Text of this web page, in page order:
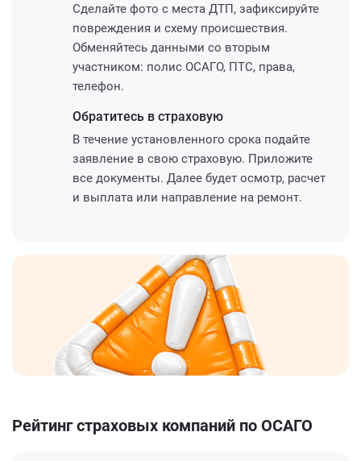
Сделайте фото с места ДТП, зафиксируйте
повреждения и схему происшествия.
Обменяйтесь данными со вторым
участником: полис ОСАГО, ПТС, права,
телефон.
Обратитесь в страховую
В течение установленного срока подайте
заявление в свою страховую. Приложите
все документы. Далее будет осмотр, расчет
и выплата или направление на ремонт.
Рейтинг страховых компаний по ОСАГО